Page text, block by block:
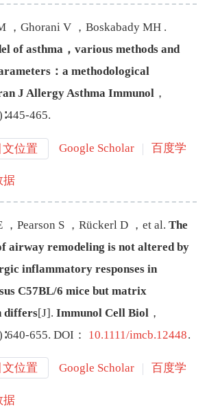
， Ghorani V ， Boskabady MH .
of asthma，various methods and
：a methodological
J Allergy Asthma Immunol ，
445-465.
位置 Google Scholar 百度学
据
， Pearson S ， Rückerl D ， et al. The
airway remodeling is not altered by
inflammatory responses in
C57BL/6 mice but matrix
differs[J]. Immunol Cell Biol ，
640-655. DOI： 10.1111/imcb.12448.
位置 Google Scholar 百度学
据